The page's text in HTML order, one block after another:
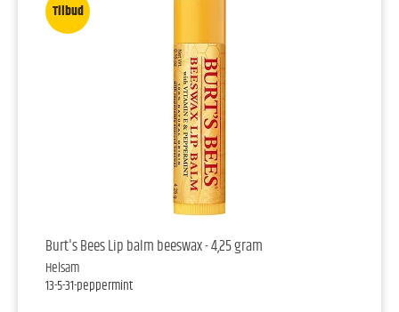
Tilbud
Burt's Bees Lip balm beeswax - 4,25 gram
Helsam
13-5-31-peppermint